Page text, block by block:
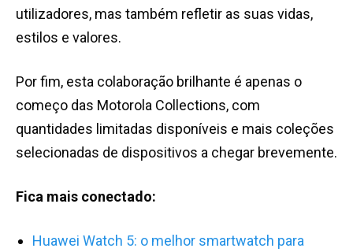
utilizadores, mas também refletir as suas vidas,
estilos e valores.
Por fim, esta colaboração brilhante é apenas o
começo das Motorola Collections, com
quantidades limitadas disponíveis e mais coleções
selecionadas de dispositivos a chegar brevemente.
Fica mais conectado:
Huawei Watch 5: o melhor smartwatch para